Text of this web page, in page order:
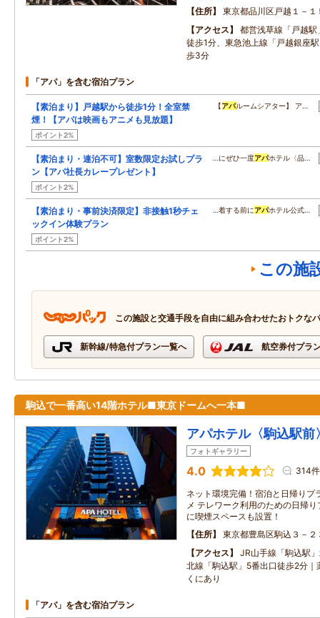
住所
東京都品川区戸越１－１
アクセス
都営浅草線「戸越
徒歩1分、東急池上線「戸越銀座
歩3分
「アパ」を含む宿泊プラン
【素泊まり】戸越駅から徒歩1分！全室禁
煙！【アパは映画もアニメも見放題】
ポイント2%
【アパルームシアター】 ア…
【素泊まり・連泊不可】室数限定お試しプラ
ン【アパ社長カレープレゼント】
ポイント2%
…にぜひ一度アパホテル〈品…
【素泊まり・事前決済限定】非接触1秒チェ
ックイン体験プラン
ポイント2%
…着する前にアパホテル公式…
この施
この施設と交通手段を自由に組み合わせたおトクな
新幹線/特急付プラン一覧へ 航空券付プラ
駒込で一番高い14階ホテル■東京ドームへ一本■
アパホテル〈駒込駅前
フォトギャラリー
4.0 314件
ネット環境完備！宿泊と日帰りプ
メ テレワーク利用のための日帰
に喫煙スペースも設置！
住所
東京都豊島区駒込３－２
アクセス
JR山手線「駒込駅
北線「駒込駅」5番出口徒歩2分｜
くにあり
「アパ」を含む宿泊プラン